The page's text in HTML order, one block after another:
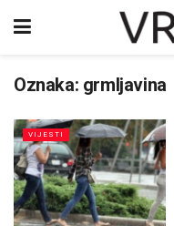
Oznaka: grmljavina
VIJESTI